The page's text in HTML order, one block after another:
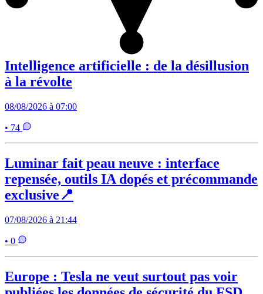
Intelligence artificielle : de la désillusion
à la révolte
08/08/2026 à 07:00
• 74
Luminar fait peau neuve : interface
repensée, outils IA dopés et précommande
exclusive📍
07/08/2026 à 21:44
• 0
Europe : Tesla ne veut surtout pas voir